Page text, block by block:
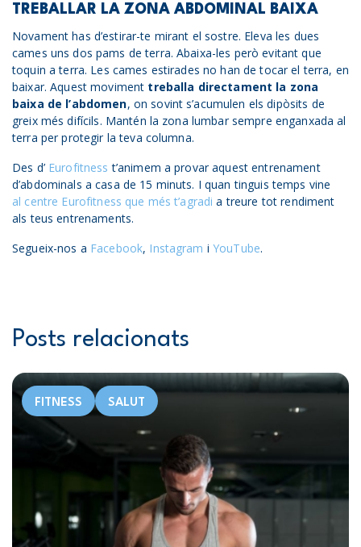
TREBALLAR LA ZONA ABDOMINAL BAIXA
Novament has d’estirar-te mirant el sostre. Eleva les dues
cames uns dos pams de terra. Abaixa-les però evitant que
toquin a terra. Les cames estirades no han de tocar el terra, en
baixar. Aquest moviment treballa directament la zona
baixa de l’abdomen, on sovint s’acumulen els dipòsits de
greix més difícils. Mantén la zona lumbar sempre enganxada al
terra per protegir la teva columna.
Des d’ Eurofitness t’animem a provar aquest entrenament
d’abdominals a casa de 15 minuts. I quan tinguis temps vine
al centre Eurofitness que més t’agradi a treure tot rendiment
als teus entrenaments.
Segueix-nos a Facebook, Instagram i YouTube.
Posts relacionats
FITNESS SALUT